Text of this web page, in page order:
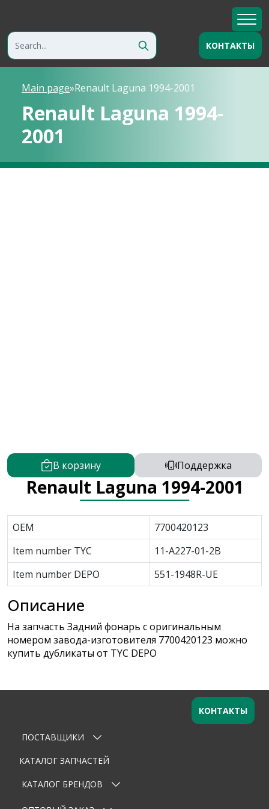
КОНТАКТЫ
Main page»Renault Laguna 1994-2001
Renault Laguna 1994-
2001
В корзину Поддержка
Renault Laguna 1994-2001
OEM
7700420123
Item number TYC
11-A227-01-2B
Item number DEPO
551-1948R-UE
Описание
На запчасть Задний фонарь с оригинальным
номером завода-изготовителя 7700420123 можно
купить дубликаты от TYC DEPO
Оставьте заявку
Ваше имя
Email
ПОСТАВЩИКИ
КАТАЛОГ ЗАПЧАСТЕЙ
КАТАЛОГ БРЕНДОВ
КОНТАКТЫ